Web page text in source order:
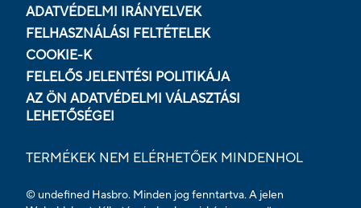
ADATVÉDELMI IRÁNYELVEK
FELHASZNÁLÁSI FELTÉTELEK
COOKIE-K
FELELŐS JELENTÉSI POLITIKÁJA
AZ ÖN ADATVÉDELMI VÁLASZTÁSI
LEHETŐSÉGEI
TERMÉKEK NEM ELÉRHETŐEK MINDENHOL
© undefined Hasbro. Minden jog fenntartva. A jelen